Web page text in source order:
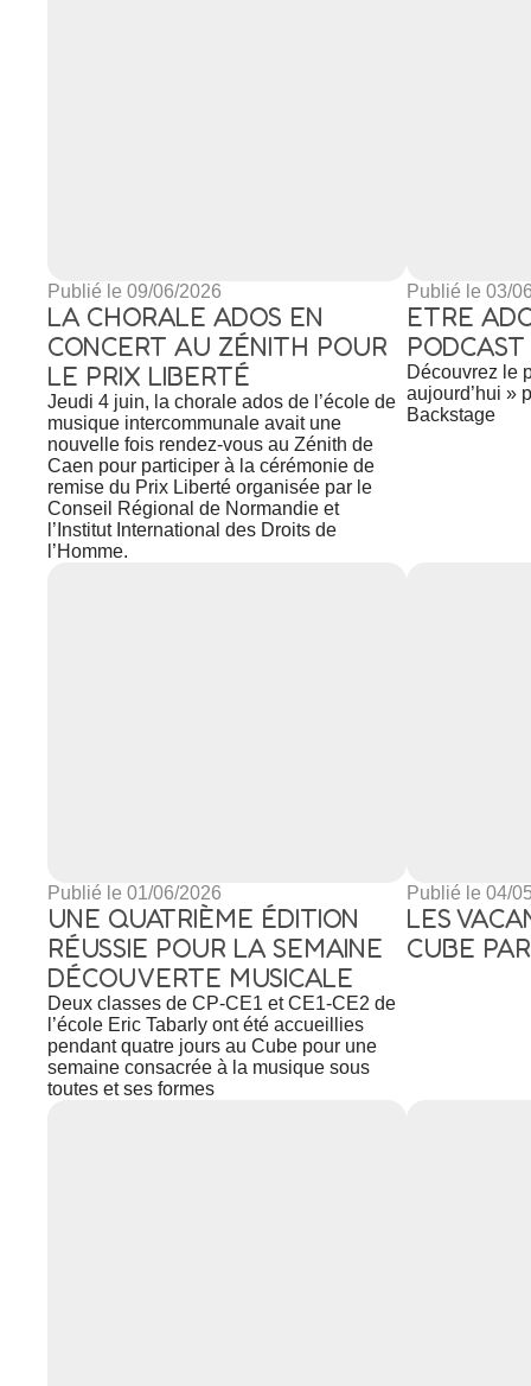
Publié le 09/06/2026
LA CHORALE ADOS EN
CONCERT AU ZÉNITH POUR
LE PRIX LIBERTÉ
Jeudi 4 juin, la chorale ados de l’école de
musique intercommunale avait une
nouvelle fois rendez-vous au Zénith de
Caen pour participer à la cérémonie de
remise du Prix Liberté organisée par le
Conseil Régional de Normandie et
l’Institut International des Droits de
l’Homme.
Publié le 03/
ETRE
Découvrez le
aujourd’hui »
Backstage
Publié le 01/06/2026
UNE QUATRIÈME ÉDITION
RÉUSSIE POUR LA SEMAINE
DÉCOUVERTE MUSICALE
Deux classes de CP-CE1 et CE1-CE2 de
l’école Eric Tabarly ont été accueillies
pendant quatre jours au Cube pour une
semaine consacrée à la musique sous
toutes et ses formes
Publié le 04/
LES
CUBE